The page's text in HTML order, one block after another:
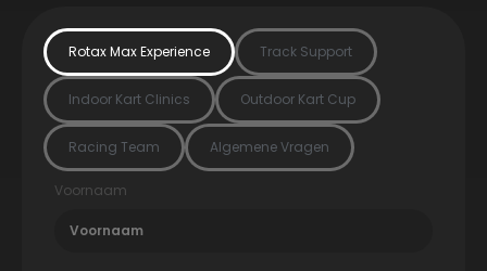
Rotax Max Experience Track Support
Indoor Kart Clinics Outdoor Kart Cup
Racing Team Algemene Vragen
Voornaam